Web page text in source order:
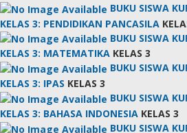
BUKU SISWA
KELAS 3: PENDIDIKAN PANCASILA
BUKU SISWA
KELAS 3: MATEMATIKA KELAS 3
BUKU SISWA
KELAS 3: IPAS KELAS 3
BUKU SISWA
KELAS 3: BAHASA INDONESIA KELAS 3
BUKU SISWA